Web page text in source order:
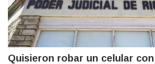
Quisieron robar un celular